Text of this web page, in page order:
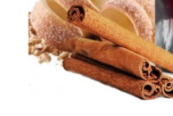
DIY
BATERIE A NABÍJEČKY